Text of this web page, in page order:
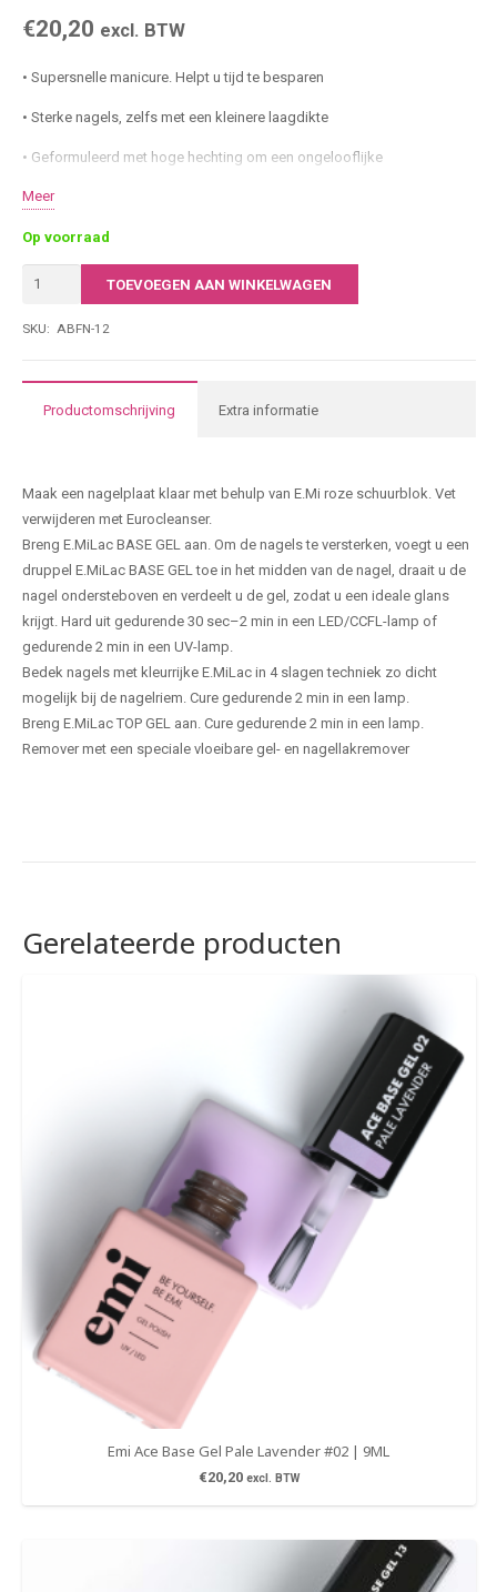
€20,20 excl. BTW
• Supersnelle manicure. Helpt u tijd te besparen
• Sterke nagels, zelfs met een kleinere laagdikte
• Geformuleerd met hoge hechting om een ​​ongelooflijke
• Dichte kleurcoating in zachte klassieke tinten en nu ook in neon tinten
• Economisch in gebruik
Meer
Op voorraad
Emi
Base
Banana
#12
TOEVOEGEN AAN WINKELWAGEN
SKU: ABFN-12
Productomschrijving Extra informatie
Maak een nagelplaat klaar met behulp van E.Mi roze schuurblok. Vet
verwijderen met Eurocleanser.
Breng E.MiLac BASE GEL aan. Om de nagels te versterken, voegt u een
druppel E.MiLac BASE GEL toe in het midden van de nagel, draait u de
nagel ondersteboven en verdeelt u de gel, zodat u een ideale glans
krijgt. Hard uit gedurende 30 sec–2 min in een LED/CCFL-lamp of
gedurende 2 min in een UV-lamp.
Bedek nagels met kleurrijke E.MiLac in 4 slagen techniek zo dicht
mogelijk bij de nagelriem. Cure gedurende 2 min in een lamp.
Breng E.MiLac TOP GEL aan. Cure gedurende 2 min in een lamp.
Remover met een speciale vloeibare gel- en nagellakremover
Gerelateerde producten
Emi Ace Base Gel Pale Lavender #02 | 9ML
€20,20 excl. BTW